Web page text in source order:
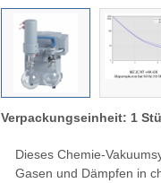
Verpackungseinheit: 1
Dieses Chemie-
Gasen und Dämpfen in